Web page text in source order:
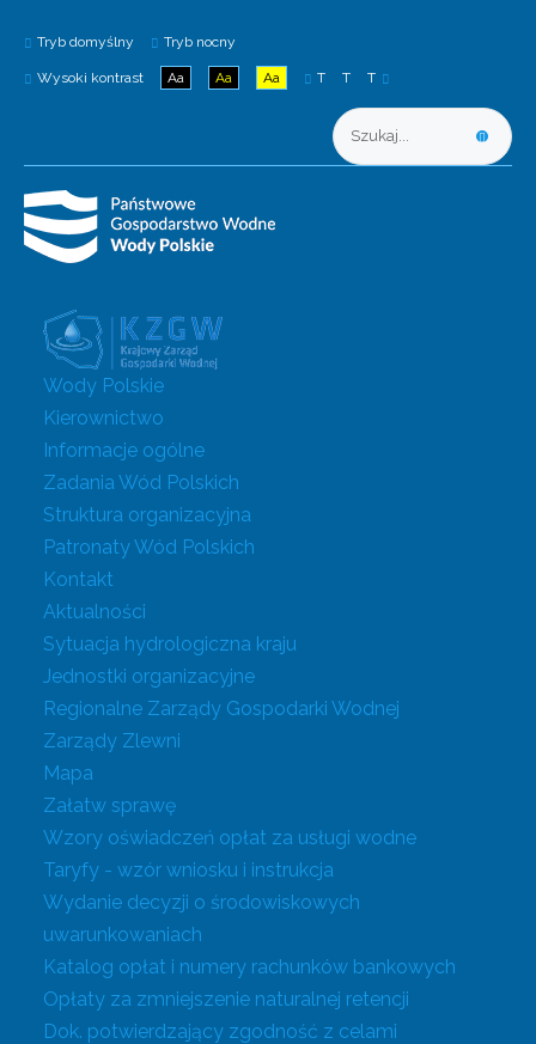
Tryb domyślny Tryb nocny
Wysoki kontrast Aa Aa Aa T T T
Wody Polskie
Kierownictwo
Informacje ogólne
Zadania Wód Polskich
Struktura organizacyjna
Patronaty Wód Polskich
Kontakt
Aktualności
Sytuacja hydrologiczna kraju
Jednostki organizacyjne
Regionalne Zarządy Gospodarki Wodnej
Zarządy Zlewni
Mapa
Załatw sprawę
Wzory oświadczeń opłat za usługi wodne
Taryfy - wzór wniosku i instrukcja
Wydanie decyzji o środowiskowych
uwarunkowaniach
Katalog opłat i numery rachunków bankowych
Opłaty za zmniejszenie naturalnej retencji
Dok. potwierdzający zgodność z celami